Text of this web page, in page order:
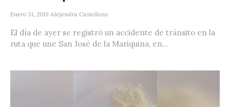
Enero 31, 2019 Alejandra Castellano
El día de ayer se registró un accidente de tránsito en la
ruta que une San José de la Mariquina, en...